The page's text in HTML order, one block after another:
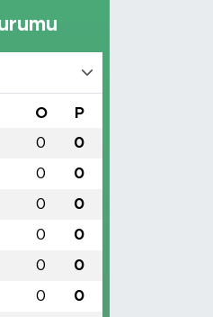
O P
0 0
0 0
0 0
0 0
0 0
0 0